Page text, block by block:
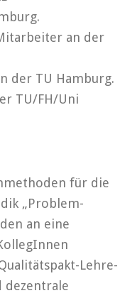
an der
der TU Hamburg.
TU/FH/Uni
für die
„Problem-
an eine
Lehre-
dezentrale